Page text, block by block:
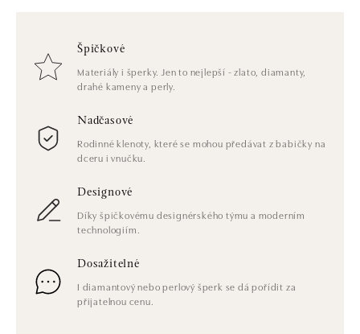
Špičkové
Materiály i šperky. Jen to nejlepší - zlato, diamanty,
drahé kameny a perly.
Nadčasové
Rodinné klenoty, které se mohou předávat z babičky na
dceru i vnučku.
Designové
Díky špičkovému designérského týmu a moderním
technologiím.
Dosažitelné
I diamantový nebo perlový šperk se dá pořídit za
přijatelnou cenu.